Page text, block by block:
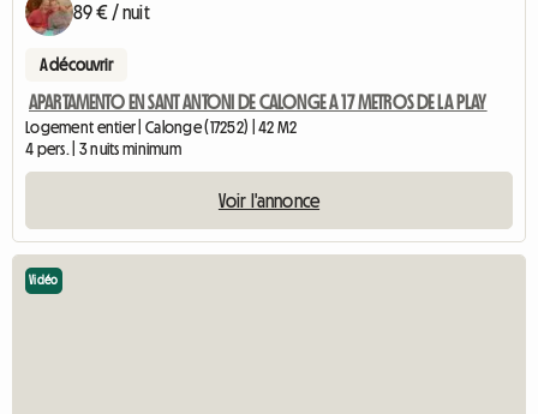
89 € / nuit
A découvrir
APARTAMENTO EN SANT ANTONI DE CALONGE A 17 METROS DE LA PLAY
Logement entier | Calonge (17252) | 42 M2
4 pers. | 3 nuits minimum
Voir l'annonce
Vidéo